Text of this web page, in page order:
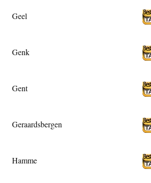
Geel
Genk
Gent
Geraardsbergen
Hamme